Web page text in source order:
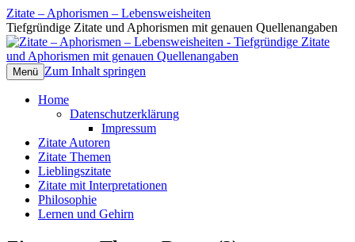
Zitate – Aphorismen – Lebensweisheiten
Tiefgründige Zitate und Aphorismen mit genauen Quellenangaben
Menü Zum Inhalt springen
Home
Datenschutzerklärung
Impressum
Zitate Autoren
Zitate Themen
Lieblingszitate
Zitate mit Interpretationen
Philosophie
Lernen und Gehirn